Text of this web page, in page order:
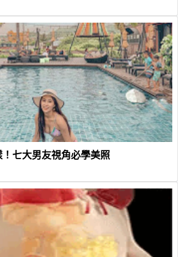
七大男友視角必學美照